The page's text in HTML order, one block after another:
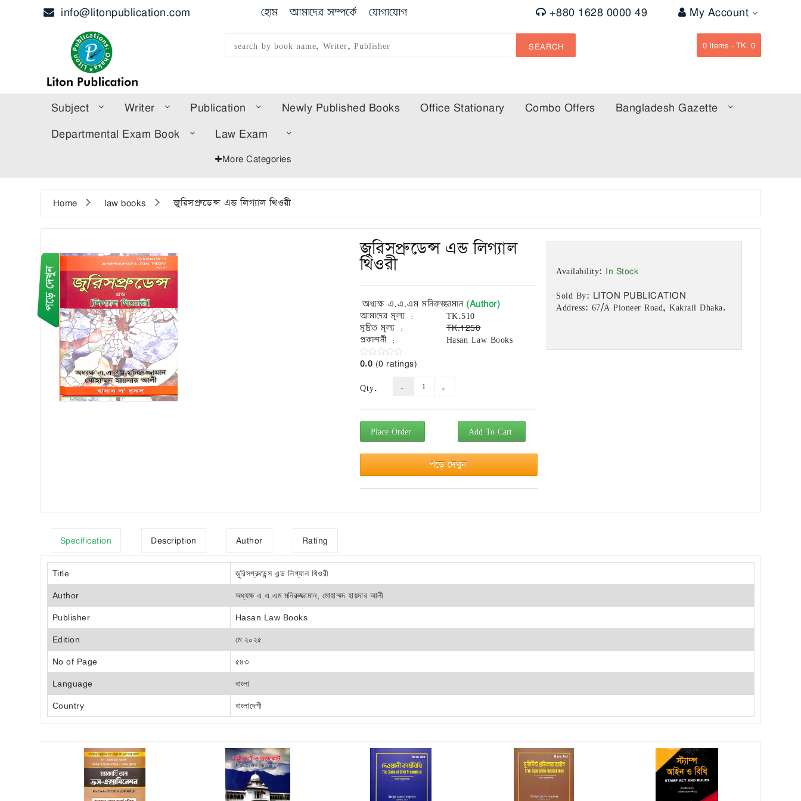
info@litonpublication.com হোম আমাদের সম্পর্কে যোগাযোগ +880 1628 0000 49 My Account
SEARCH 0Items -TK. 0
Subject Writer Publication Newly Published Books Office Stationary Combo Offers
Bangladesh Gazette
Departmental Exam Book
Law Exam
More Categories
Home law books জুরিসপ্রুডেন্স এন্ড লিগ্যাল থিওরী
জুরিসপ্রুডেন্স এন্ড লিগ্যাল
থিওরী
অধ্যক্ষ এ.এ.এম মনিরুজ্জামান(Author)
আমাদের মূল্য : TK.510
মুদ্রিত মূল্য :
TK.1250
প্রকাশনী :
Hasan Law Books
0.0 (0 ratings)
Qty.
Place Order Add To Cart
পড়ে দেখুন
Availability: In Stock
Sold By: LITON PUBLICATION
Address: 67/A Pioneer Road, Kakrail Dhaka.
Specification Description Author Rating
Title জুরিসপ্রুডেন্স এন্ড লিগ্যাল থিওরী
Author অধ্যক্ষ এ.এ.এম মনিরুজ্জামান, মোহাম্মদ হায়দার আলী
Publisher Hasan Law Books
Edition মে ২০২৫
No of Page ৫৪৩
Language বাংলা
Country বাংলাদেশী